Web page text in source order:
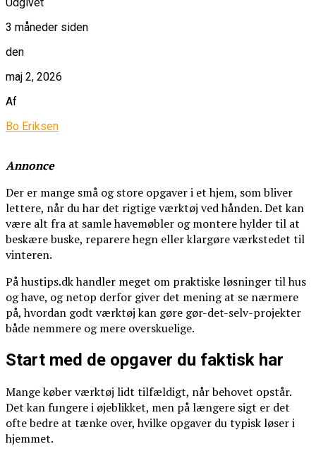
3 måneder siden
den
maj 2, 2026
Af
Bo Eriksen
Annonce
Der er mange små og store opgaver i et hjem, som bliver
lettere, når du har det rigtige værktøj ved hånden. Det kan
være alt fra at samle havemøbler og montere hylder til at
beskære buske, reparere hegn eller klargøre værkstedet til
vinteren.
På hustips.dk handler meget om praktiske løsninger til hus
og have, og netop derfor giver det mening at se nærmere
på, hvordan godt værktøj kan gøre gør-det-selv-projekter
både nemmere og mere overskuelige.
Start med de opgaver du faktisk har
Mange køber værktøj lidt tilfældigt, når behovet opstår.
Det kan fungere i øjeblikket, men på længere sigt er det
ofte bedre at tænke over, hvilke opgaver du typisk løser i
hjemmet.